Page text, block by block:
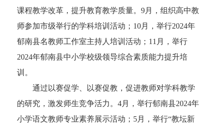
课程教学改革，提升教育教学质量。9月，组织高中教
师参加市级举行的学科培训活动；10月，举行2024年
郁南县名教师工作室主持人培训活动；11月，举行
2024年郁南县中小学校级领导综合素质能力提升培
训。
通过以赛促学、以赛促教，促进教师对学科教学
的研究，激发师生竞争活力。4月，举行郁南县2024年
小学语文教师专业素养展示活动；5月，举行“教坛新